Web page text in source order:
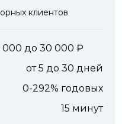
клиентов
000 до 30 000
от 5 до 30 дней
0-292% годовых
15 минут